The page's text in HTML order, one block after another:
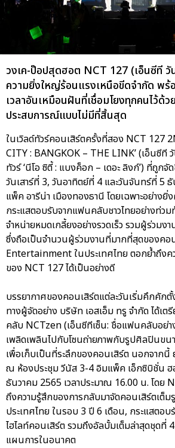
วงเค-ป๊อปสุดฮอต NCT 127 (เอ็นซีที วั
ความยิ่งใหญ่ร้อนแรงเหนือขีดจำกัด พร้
เวลาอันเหมือนฝันที่เชื่อมโยงทุกคนไว้ด้
ประสบการณ์แบบไม่มีที่สิ้นสุด
ในเวิลด์ทัวร์คอนเสิร์ตครั้งที่สอง NCT 127
CITY : BANGKOK – THE LINK’ (เอ็นซีที
ทัวร์ ‘นีโอ ซิตี้ : แบงค็อก – เดอะ ลิงก์’) ที่ถูก
วันเสาร์ที่ 3, วันอาทิตย์ที่ 4 และวันจันทร์ที่ 5
แพ็ค อารีน่า เมืองทองธานี โดยเฉพาะอย่างยิ่
กระแสตอบรับจากแฟนคลับชาวไทยอย่างท่ว
จำหน่ายหมดเกลี้ยงอย่างรวดเร็ว รวมผู้ร่วม
ซึ่งถือเป็นจำนวนผู้ร่วมงานที่มากที่สุดของคอ
Entertainment ในประเทศไทย ตอกย้ำถึง
ของ NCT 127 ได้เป็นอย่างดี
บรรยากาศของคอนเสิร์ตแต่ละวันเริ่มคึกคักตั้
ทางผู้จัดอย่าง บริษัท เอสเอ็ม ทรู จำกัด ได้เ
คลับ NCTzen (เอ็นซีทีเซ็น: ชื่อแฟนคลับอย่า
เพลิดเพลินไปกับโซนถ่ายภาพกับรูปศิลปินขน
เพื่อเก็บเป็นที่ระลึกของคอนเสิร์ต นอกจากนี้
ณ ห้องประชุม วีนัส 3-4 อิมแพ็ค เอ็กซิบิชั่น ฮ
ธันวาคม 2565 เวลาประมาณ 16.00 น. โดย
ถึงความรู้สึกของการกลับมาจัดคอนเสิร์ตเต็
ประเทศไทย ในรอบ 3 ปี 6 เดือน, กระแสตอ
ไฮไลท์คอนเสิร์ต รวมถึงอัลบั้มเต็มล่าสุดชุดที่ 4
แผนการในอนาคต